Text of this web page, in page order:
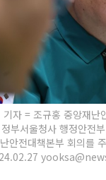
자 = 조규홍 중앙재난
부서울청사 행정안전
안전대책본부 회의를